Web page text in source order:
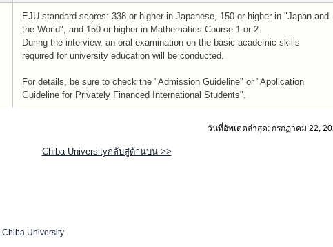
EJU standard scores: 338 or higher in Japanese, 150 or higher in "Japan and
the World", and 150 or higher in Mathematics Course 1 or 2.
During the interview, an oral examination on the basic academic skills
required for university education will be conducted.
For details, be sure to check the "Admission Guideline" or "Application
Guideline for Privately Financed International Students".
วันที่อัพเดตล่าสุด: กรกฏาคม 22,
Chiba Universityกลับสู่ด้านบน >>
Chiba University